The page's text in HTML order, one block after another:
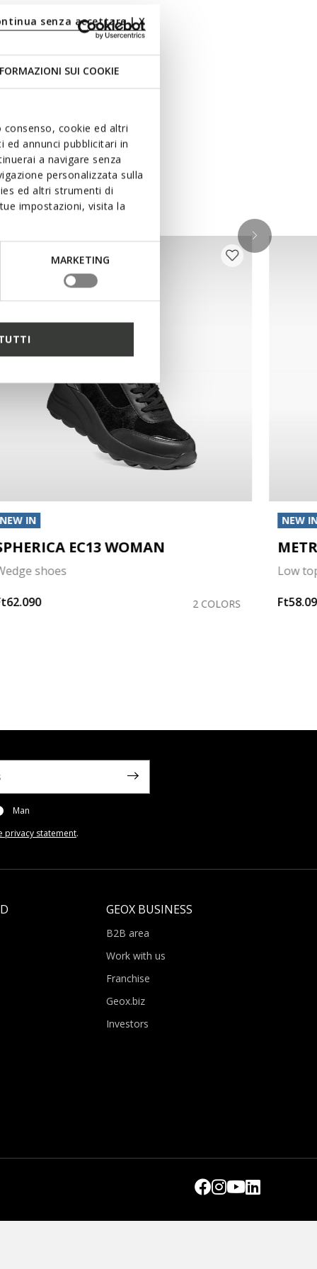
SUI COOKIE
cookie ed altri
annunci pubblicitari in
a navigare senza
personalizzata sulla
ed altri strumenti di
impostazioni, visita la
MARKETING
senza accettare | X
NEW IN
EC13 WOMAN
shoes
2 COLORS
NEW
Low
Man
privacy statement.
GEOX BUSINESS
B2B area
Work with us
Franchise
Geox.biz
Investors